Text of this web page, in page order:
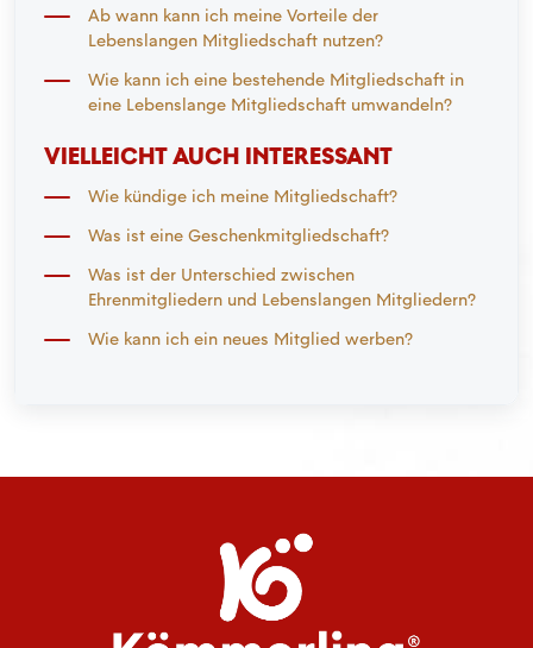
Ab wann kann ich meine Vorteile der
Lebenslangen Mitgliedschaft nutzen?
Wie kann ich eine bestehende Mitgliedschaft in
eine Lebenslange Mitgliedschaft umwandeln?
VIELLEICHT AUCH INTERESSANT
Wie kündige ich meine Mitgliedschaft?
Was ist eine Geschenkmitgliedschaft?
Was ist der Unterschied zwischen
Ehrenmitgliedern und Lebenslangen Mitgliedern?
Wie kann ich ein neues Mitglied werben?